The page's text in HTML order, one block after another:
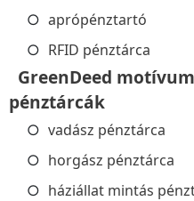
aprópénztartó
RFID pénztárca
GreenDeed
pénztárcák
vadász pénztárca
horgász pénztárca
háziállat mintás